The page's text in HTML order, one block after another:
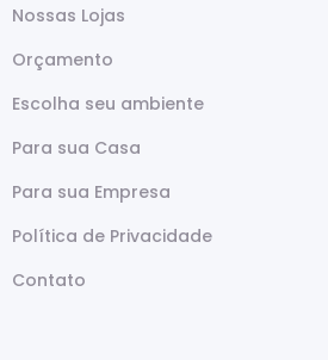
Nossas Lojas
Orçamento
Escolha seu ambiente
Para sua Casa
Para sua Empresa
Política de Privacidade
Contato